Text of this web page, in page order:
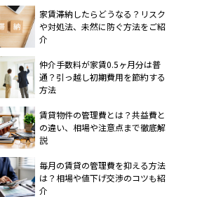
家賃滞納したらどうなる？リスク
や対処法、未然に防ぐ方法をご紹
介
仲介手数料が家賃0.5ヶ月分は普
通？引っ越し初期費用を節約する
方法
賃貸物件の管理費とは？共益費と
の違い、相場や注意点まで徹底解
説
毎月の賃貸の管理費を抑える方法
は？相場や値下げ交渉のコツも紹
介